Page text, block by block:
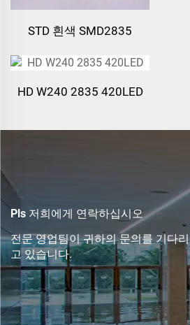
STD 흰색 SMD2835
HD W240 2835 420LED
Pls 저희에게 연락하십시오
전문 영업팀이 귀하의 문의를 기다리
고 있습니다.